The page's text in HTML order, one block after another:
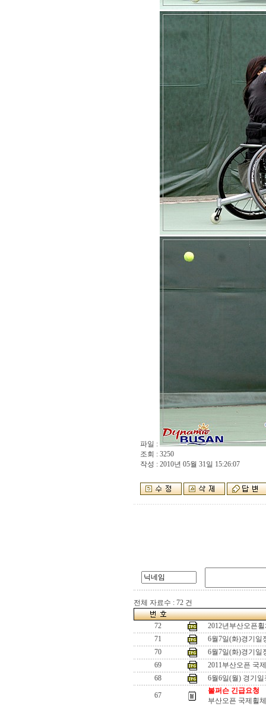
파일 :
조회 : 3250
작성 : 2010년 05월 31일 15:26:07
전체 자료수 : 72 건
72
2012년부산오픈
71
6월7일(화)경기일
70
6월7일(화)경기일
69
2011부산오픈 국
68
6월6일(월) 경기일
67
볼퍼슨 긴급요청
부산오픈 국제휠